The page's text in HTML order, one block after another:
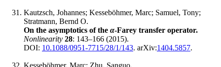
Kautzsch, Johannes; Kesseböhmer, Marc; Samuel, Tony;
Stratmann, Bernd O.
On the asymptotics of the α-Farey transfer operator.
Nonlinearity 28: 143‍–166 (2015).
DOI: 10.1088/0951-7715/28/1/143. arXiv:1404.5857.
Kesseböhmer, Marc; Zhu, Sanguo.